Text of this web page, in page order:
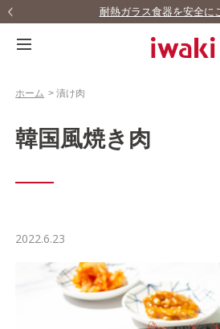
耐熱ガラス食器を安全にご使
ホーム >漬け肉
韓国風焼き肉
2022.6.23